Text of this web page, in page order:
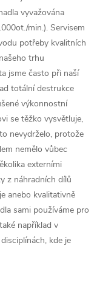
vyvažována
min.). Servisem
potřeby kvalitních
trhu
jsme často při naší
totální destrukce
výkonnostní
se těžko vysvětluje,
nevydrželo, protože
nemělo vůbec
externími
z náhradních dílů
anebo kvalitativně
sami používáme pro
například v
kde je